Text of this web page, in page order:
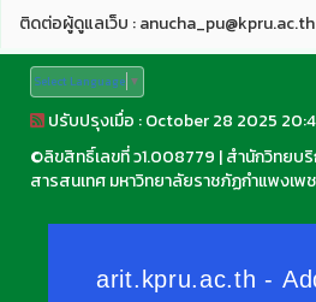
ติดต่อผู้ดูแลเว็บ : anucha_pu@kpru.ac.th
Select Language ▼
ปรับปรุงเมื่อ : October 28 2025
©ลิขสิทธิ์เลขที่ ว1.008779 |สำนักวิทยบริ
สารสนเทศ มหาวิทยาลัยราชภัฏกำแพงเพ